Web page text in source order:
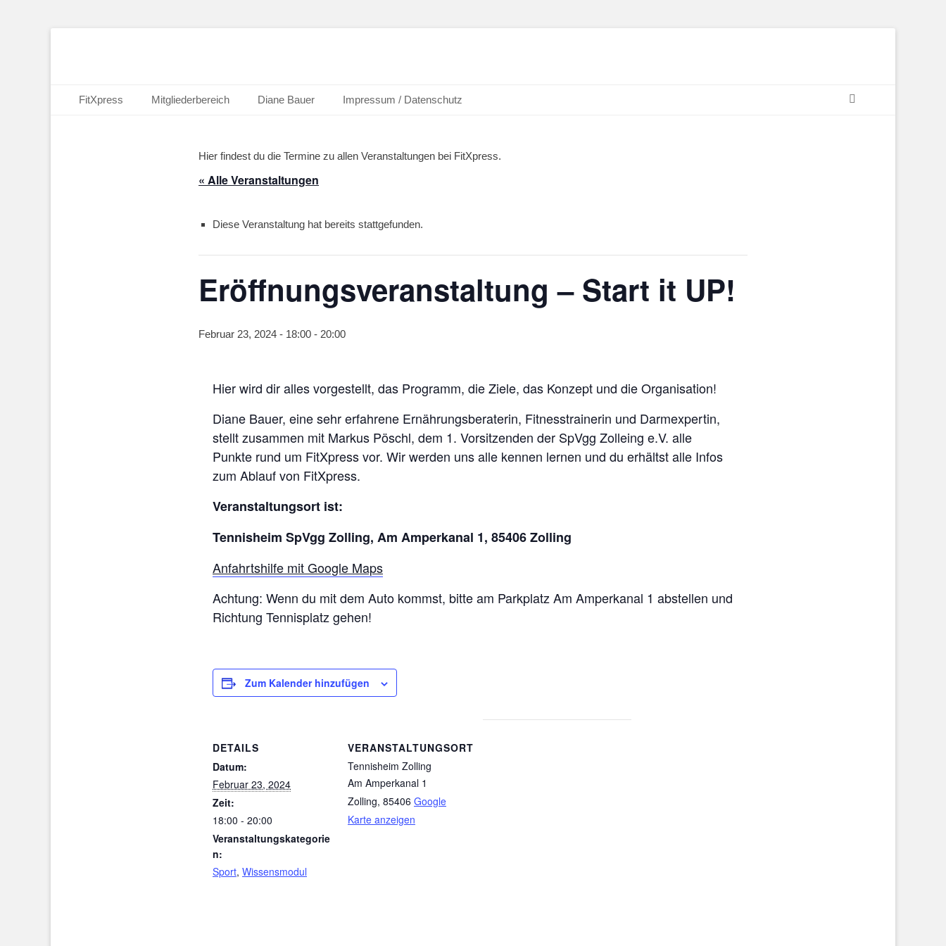
Primäres Menü
Inhalt
FitXpress Mitgliederbereich Diane Bauer Impressum / Datenschutz
Hier findest du die Termine zu allen Veranstaltungen bei FitXpress.
« Alle Veranstaltungen
Diese Veranstaltung hat bereits stattgefunden.
Eröffnungsveranstaltung – Start it UP!
Februar 23, 2024 - 18:00 - 20:00
Hier wird dir alles vorgestellt, das Programm, die Ziele, das Konzept und die Organisation!
Diane Bauer, eine sehr erfahrene Ernährungsberaterin, Fitnesstrainerin und Darmexpertin,
stellt zusammen mit Markus Pöschl, dem 1. Vorsitzenden der SpVgg Zolleing e.V. alle
Punkte rund um FitXpress vor. Wir werden uns alle kennen lernen und du erhältst alle Infos
zum Ablauf von FitXpress.
Veranstaltungsort ist:
Tennisheim SpVgg Zolling, Am Amperkanal 1, 85406 Zolling
Anfahrtshilfe mit Google Maps
Achtung: Wenn du mit dem Auto kommst, bitte am Parkplatz Am Amperkanal 1 abstellen und
Richtung Tennisplatz gehen!
Zum Kalender hinzufügen
DETAILS
Datum:
Februar 23, 2024
Zeit:
18:00 - 20:00
Veranstaltungskategorie
n:
Sport, Wissensmodul
VERANSTALTUNGSORT
Tennisheim Zolling
Am Amperkanal 1
Zolling, 85406 Google
Karte anzeigen